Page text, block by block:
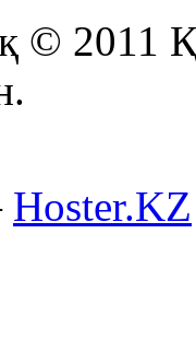
© 2011
Hoster.KZ